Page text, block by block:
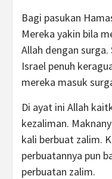
Bagi pasukan
Mereka yakin bila
Allah dengan
Israel penuh
mereka masuk
Di ayat ini Allah
kezaliman.
kali berbuat zalim.
perbuatannya pun
perbuatan zalim.